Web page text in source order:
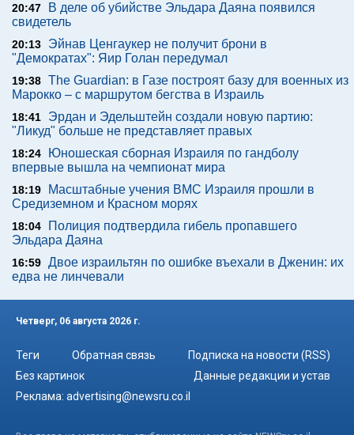
20:47
В деле об убийстве Эльдара Даяна появился
свидетель
20:13
Эйнав Ценгаукер не получит брони в
"Демократах": Яир Голан передумал
19:38 The Guardian: в Газе построят базу для военных из
Марокко – с маршрутом бегства в Израиль
18:41
Эрдан и Эдельштейн создали новую партию:
"Ликуд" больше не представляет правых
18:24
Юношеская сборная Израиля по гандболу
впервые вышла на чемпионат мира
18:19
Масштабные учения ВМС Израиля прошли в
Средиземном и Красном морях
18:04
Полиция подтвердила гибель пропавшего
Эльдара Даяна
16:59 Двое израильтян по ошибке въехали в Дженин: их
едва не линчевали
Четверг, 06 августа 2026 г.
Теги Обратная связь
Подписка на новости (RSS)
Без картинок
Данные редакции и устав
Реклама: advertising@newsru.co.il